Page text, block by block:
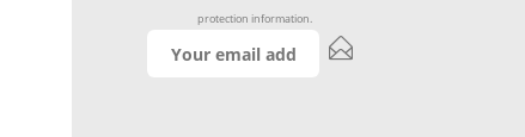
protection information.